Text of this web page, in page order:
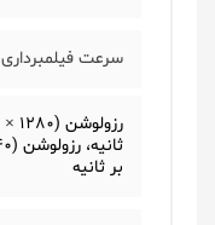
سرعت فیلمبرداری
بر ثانیه